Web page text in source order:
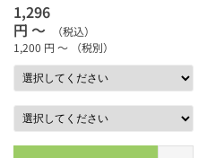
1,296
円 ～
（税込）
1,200 円 ～ （税別）